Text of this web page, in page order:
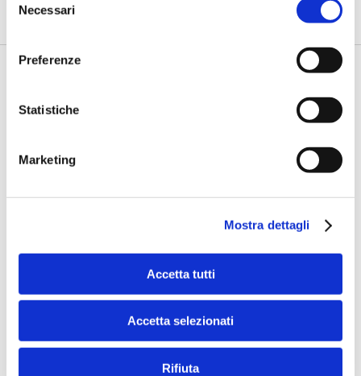
delNecessari
Preferenze
Statistiche
Marketing
Mostra dettagli
Accetta tutti
Accetta selezionati
Rifiuta